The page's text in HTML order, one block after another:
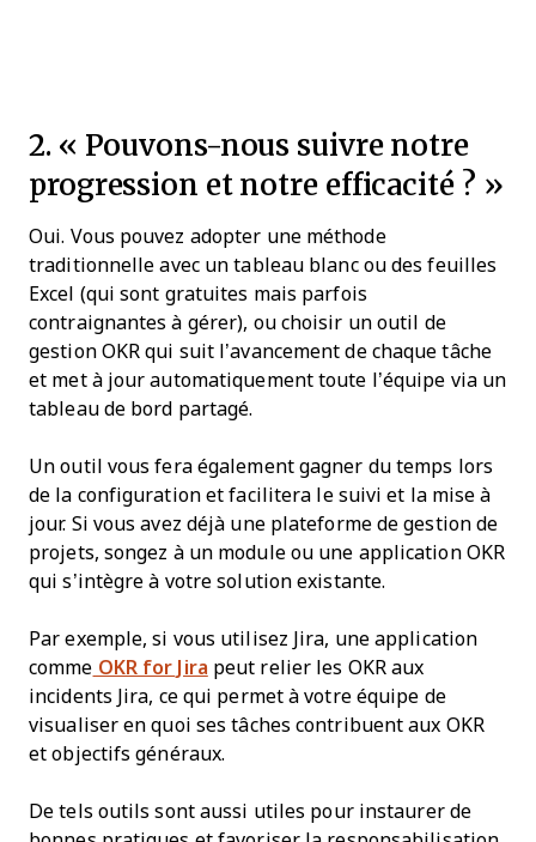
2. « Pouvons-nous suivre notre
progression et notre efficacité ? »
Oui. Vous pouvez adopter une méthode
traditionnelle avec un tableau blanc ou des feuilles
Excel (qui sont gratuites mais parfois
contraignantes à gérer), ou choisir un outil de
gestion OKR qui suit l’avancement de chaque tâche
et met à jour automatiquement toute l’équipe via un
tableau de bord partagé.
Un outil vous fera également gagner du temps lors
de la configuration et facilitera le suivi et la mise à
jour. Si vous avez déjà une plateforme de gestion de
projets, songez à un module ou une application OKR
qui s’intègre à votre solution existante.
Par exemple, si vous utilisez Jira, une application
comme OKR for Jira peut relier les OKR aux
incidents Jira, ce qui permet à votre équipe de
visualiser en quoi ses tâches contribuent aux OKR
et objectifs généraux.
De tels outils sont aussi utiles pour instaurer de